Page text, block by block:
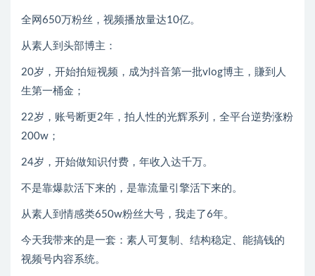
全网650万粉丝，视频播放量达10亿。
从素人到头部博主：
20岁，开始拍短视频，成为抖音第一批vlog博主，賺到人
生第一桶金；
22岁，账号断更2年，拍人性的光辉系列，全平台逆势涨粉
200w；
24岁，开始做知识付费，年收入达千万。
不是靠爆款活下来的，是靠流量引擎活下来的。
从素人到情感类650w粉丝大号，我走了6年。
今天我带来的是一套：素人可复制、结构稳定、能搞钱的
视频号内容系统。